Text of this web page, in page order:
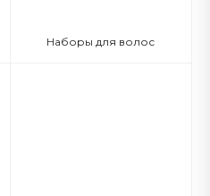
Наборы для волос